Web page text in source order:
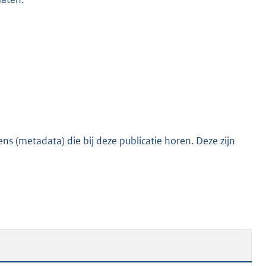
(metadata) die bij deze publicatie horen. Deze zijn